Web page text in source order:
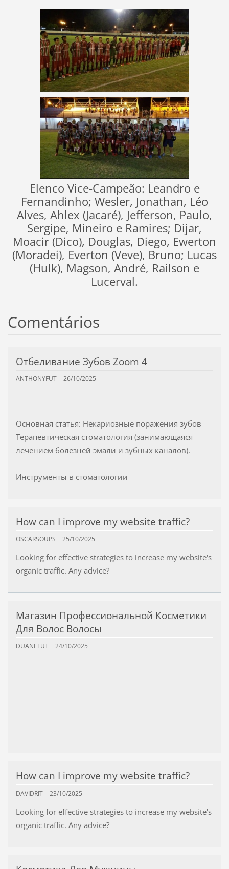
Elenco Vice-Campeão: Leandro e
Fernandinho; Wesler, Jonathan, Léo
Alves, Ahlex (Jacaré), Jefferson, Paulo,
Sergipe, Mineiro e Ramires; Dijar,
Moacir (Dico), Douglas, Diego, Ewerton
(Moradei), Everton (Veve), Bruno; Lucas
(Hulk), Magson, André, Railson e
Lucerval.
Comentários
Отбеливание Зубов Zoom 4
ANTHONYFUT 26/10/2025
Основная статья: Некариозные поражения зубов
Терапевтическая стоматология (занимающаяся
лечением болезней эмали и зубных каналов).
Инструменты в стоматологии
How can I improve my website traffic?
OSCARSOUPS 25/10/2025
Looking for effective strategies to increase my website's
organic traffic. Any advice?
Магазин Профессиональной Косметики
Для Волос Волосы
DUANEFUT 24/10/2025
How can I improve my website traffic?
DAVIDRIT 23/10/2025
Looking for effective strategies to increase my website's
organic traffic. Any advice?